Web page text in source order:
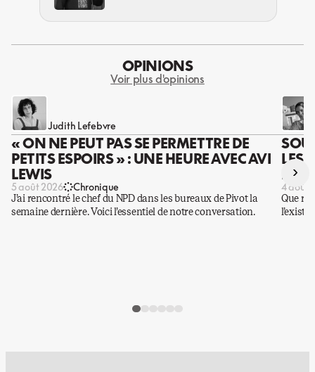
OPINIONS
Voir plus d'opinions
Judith Lefebvre
« ON NE PEUT PAS SE PERMETTRE DE
PETITS ESPOIRS » : UNE HEURE AVEC AVI
LEWIS
5 août 2026 Chronique
J’ai rencontré le chef du NPD dans les bureaux de Pivot la
semaine dernière. Voici l’essentiel de notre conversation.
LES
DES
4 août
Que
›